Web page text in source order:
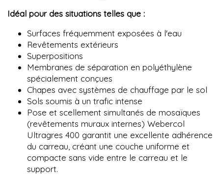
Idéal pour des situations telles que :
Surfaces fréquemment exposées à l'eau
Revêtements extérieurs
Superpositions
Membranes de séparation en polyéthylène
spécialement conçues
Chapes avec systèmes de chauffage par le sol
Sols soumis à un trafic intense
Pose et scellement simultanés de mosaïques
(revêtements muraux internes) Webercol
Ultragres 400 garantit une excellente adhérence
du carreau, créant une couche uniforme et
compacte sans vide entre le carreau et le
support.